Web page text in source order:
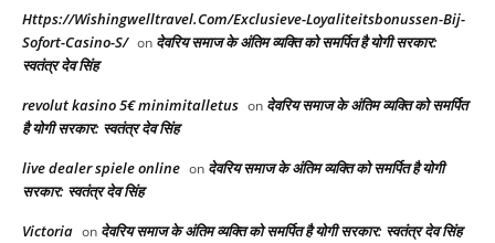
Https://Wishingwelltravel.Com/Exclusieve-Loyaliteitsbonussen-Bij-
Sofort-Casino-S/ on देवरिय समाज के अंतिम व्यक्ति को समर्पित है योगी सरकार:
स्वतंत्र देव सिंह
revolut kasino 5€ minimitalletus on देवरिय समाज के अंतिम व्यक्ति को समर्पित
है योगी सरकार: स्वतंत्र देव सिंह
live dealer spiele online on देवरिय समाज के अंतिम व्यक्ति को समर्पित है योगी
सरकार: स्वतंत्र देव सिंह
Victoria on देवरिय समाज के अंतिम व्यक्ति को समर्पित है योगी सरकार: स्वतंत्र देव सिंह